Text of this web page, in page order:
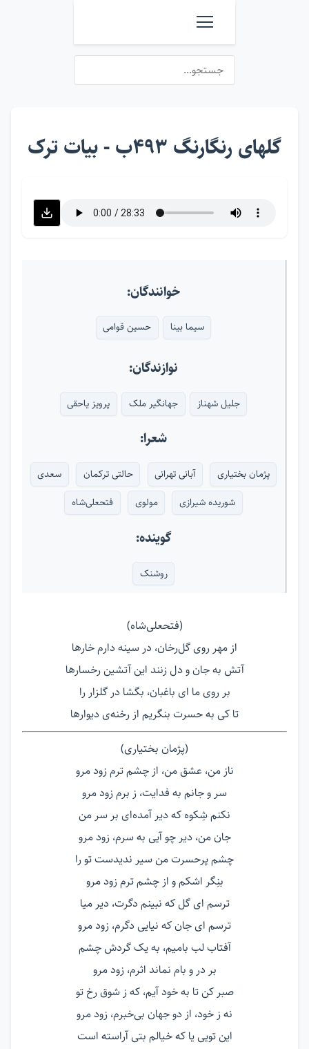
گلهای رنگارنگ ۴۹۳ب - بیات ترک
خوانندگان:
سیما بینا حسین قوامی
نوازندگان:
جلیل شهناز جهانگیر ملک پرویز یاحقی
شعرا:
پژمان بختیاری آبانی تهرانی حالتی ترکمان
سعدی
شوریده شیرازی
مولوی فتحعلی‌شاه
گوینده:
روشنک
(فتحعلی‌شاه)
از مهر روی گل‌رخان، در سینه دارم خارها
آتش به جان و دل زنند این آتشین رخسارها
بر روی ما ای باغبان، بگشا در گلزار را
تا کی به حسرت بنگریم از رخنه‌ی دیوارها
(پژمان بختیاری)
ناز من، عشق من، از چشم ترم زود مرو
سر و جانم به فدایت، ز برم زود مرو
نکنم شِکوه که دیر آمده‌ای بر سر من
جان من، دیر چو آیی به سرم، زود مرو
چشم پرحسرت من سیر ندیدست تو را
بنِگر اشکم و از چشم ترم زود مرو
ترسم ای گل که نبینم دگرت، دیر میا
ترسم ای جان که نیایی دگرم، زود مرو
آفتاب لب بامیم، به یک گردش چشم
بر در و بام نماند اثرم، زود مرو
صبر کن تا به خود آیم، که ز شوق رخ تو
نه ز خود، از دو جهان بی‌خبرم، زود مرو
این تویی یا که خیالم بتی آراسته است